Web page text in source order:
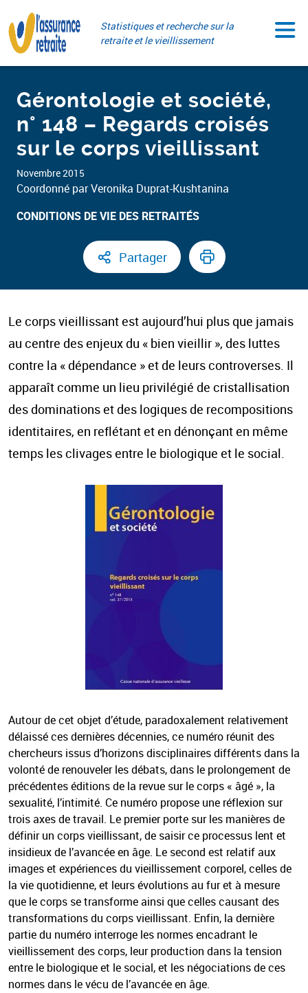
au
contenu
Statistiques et recherche sur la
retraite et le vieillissement
Novembre 2015
Gérontologie et société,
n° 148 – Regards croisés
sur le corps vieillissant
Coordonné par Veronika Duprat-Kushtanina
CONDITIONS DE VIE DES RETRAITÉS
Partager
Le corps vieillissant est aujourd’hui plus que jamais
au centre des enjeux du « bien vieillir », des luttes
contre la « dépendance » et de leurs controverses. Il
apparaît comme un lieu privilégié de cristallisation
des dominations et des logiques de recompositions
identitaires, en reflétant et en dénonçant en même
temps les clivages entre le biologique et le social.
Autour de cet objet d’étude, paradoxalement relativement
délaissé ces dernières décennies, ce numéro réunit des
chercheurs issus d’horizons disciplinaires différents dans la
volonté de renouveler les débats, dans le prolongement de
précédentes éditions de la revue sur le corps « âgé », la
sexualité, l’intimité. Ce numéro propose une réflexion sur
trois axes de travail. Le premier porte sur les manières de
définir un corps vieillissant, de saisir ce processus lent et
insidieux de l’avancée en âge. Le second est relatif aux
images et expériences du vieillissement corporel, celles de
la vie quotidienne, et leurs évolutions au fur et à mesure
que le corps se transforme ainsi que celles causant des
transformations du corps vieillissant. Enfin, la dernière
partie du numéro interroge les normes encadrant le
vieillissement des corps, leur production dans la tension
entre le biologique et le social, et les négociations de ces
normes dans le vécu de l’avancée en âge.